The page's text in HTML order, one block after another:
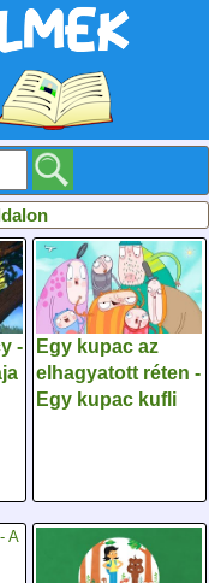
-
Egy kupac az
elhagyatott réten -
Egy kupac kufli